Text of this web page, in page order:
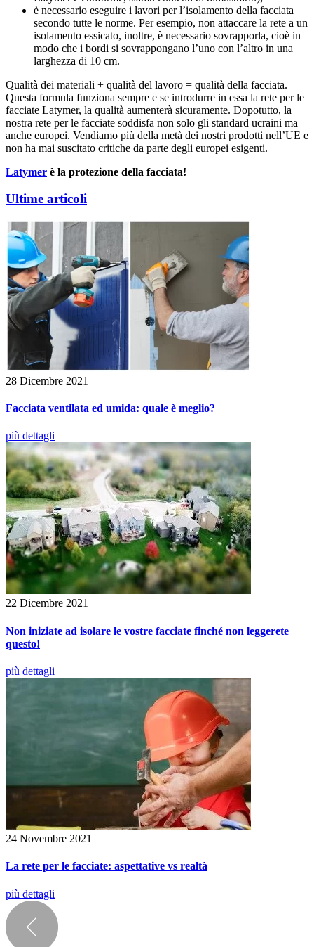
è necessario eseguire i lavori per l’isolamento della facciata
secondo tutte le norme. Per esempio, non attaccare la rete a un
isolamento essicato, inoltre, è necessario sovrapporla, cioè in
modo che i bordi si sovrappongano l’uno con l’altro in una
larghezza di 10 cm.
Qualità dei materiali + qualità del lavoro = qualità della facciata.
Questa formula funziona sempre e se introdurre in essa la rete per le
facciate Latymer, la qualità aumenterà sicuramente. Dopotutto, la
nostra rete per le facciate soddisfa non solo gli standard ucraini ma
anche europei. Vendiamo più della metà dei nostri prodotti nell’UE e
non ha mai suscitato critiche da parte degli europei esigenti.
Latymer è la protezione della facciata!
Ultime articoli
28 Dicembre 2021
Facciata ventilata ed umida: quale è meglio?
più dettagli
22 Dicembre 2021
Non iniziate ad isolare le vostre facciate finché non leggerete
questo!
più dettagli
24 Novembre 2021
La rete per le facciate: aspettative vs realtà
più dettagli